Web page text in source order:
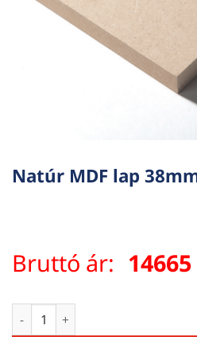
Natúr MDF lap
Bruttó ár: 14665
Natúr MDF lap 38mm